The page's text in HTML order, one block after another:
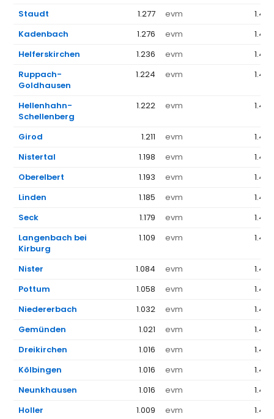
Staudt
1.277 evm
Kadenbach
1.276 evm
Helferskirchen
1.236 evm
Ruppach-
Goldhausen
1.224 evm
Hellenhahn-
Schellenberg
1.222 evm
Girod 1.211 evm
Nistertal
1.198 evm
Oberelbert
1.193 evm
Linden
1.185 evm
Seck
1.179 evm
Langenbach bei
Kirburg
1.109 evm
Nister 1.084 evm
Pottum
1.058 evm
Niedererbach
1.032 evm
Gemünden
1.021 evm
Dreikirchen
1.016 evm
Kölbingen
1.016 evm
Neunkhausen
1.016 evm
Holler
1.009 evm